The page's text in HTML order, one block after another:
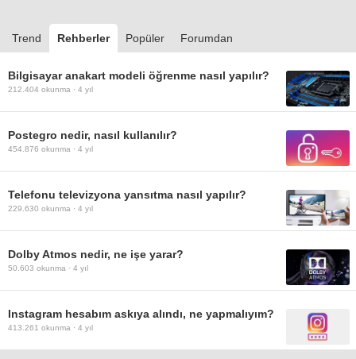
Trend Rehberler Popüler Forumdan
Bilgisayar anakart modeli öğrenme nasıl yapılır?
212.404 okunma · 4 yıl
Postegro nedir, nasıl kullanılır?
454.876 okunma · 4 yıl
Telefonu televizyona yansıtma nasıl yapılır?
229.630 okunma · 4 yıl
Dolby Atmos nedir, ne işe yarar?
50.603 okunma · 4 yıl
Instagram hesabım askıya alındı, ne yapmalıyım?
413.261 okunma · 4 yıl